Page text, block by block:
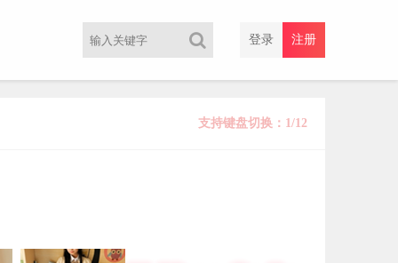
注册
登录
支持键盘切换：1/12